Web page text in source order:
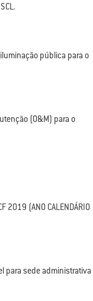
pública para o
(O&M) para o
(ANO CALENDÁRIO
para sede administrativa